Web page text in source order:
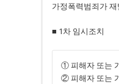
가정폭력범죄가
■ 1차 임시조치
① 피해자 또는
② 피해자 또는